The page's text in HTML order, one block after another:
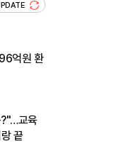
억원 환
?"…교육
끝